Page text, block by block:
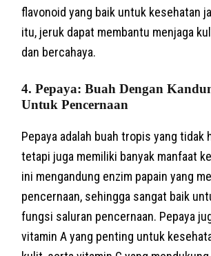
flavonoid yang baik untuk kesehatan
itu, jeruk dapat membantu menjaga
dan bercahaya.
4. Pepaya: Buah Dengan
Untuk Pencernaan
Pepaya adalah buah tropis yang tidak
tetapi juga memiliki banyak manfaat
ini mengandung enzim papain yang
pencernaan, sehingga sangat baik
fungsi saluran pencernaan. Pepaya
vitamin A yang penting untuk